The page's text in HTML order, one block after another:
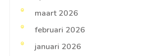
maart 2026
februari 2026
januari 2026